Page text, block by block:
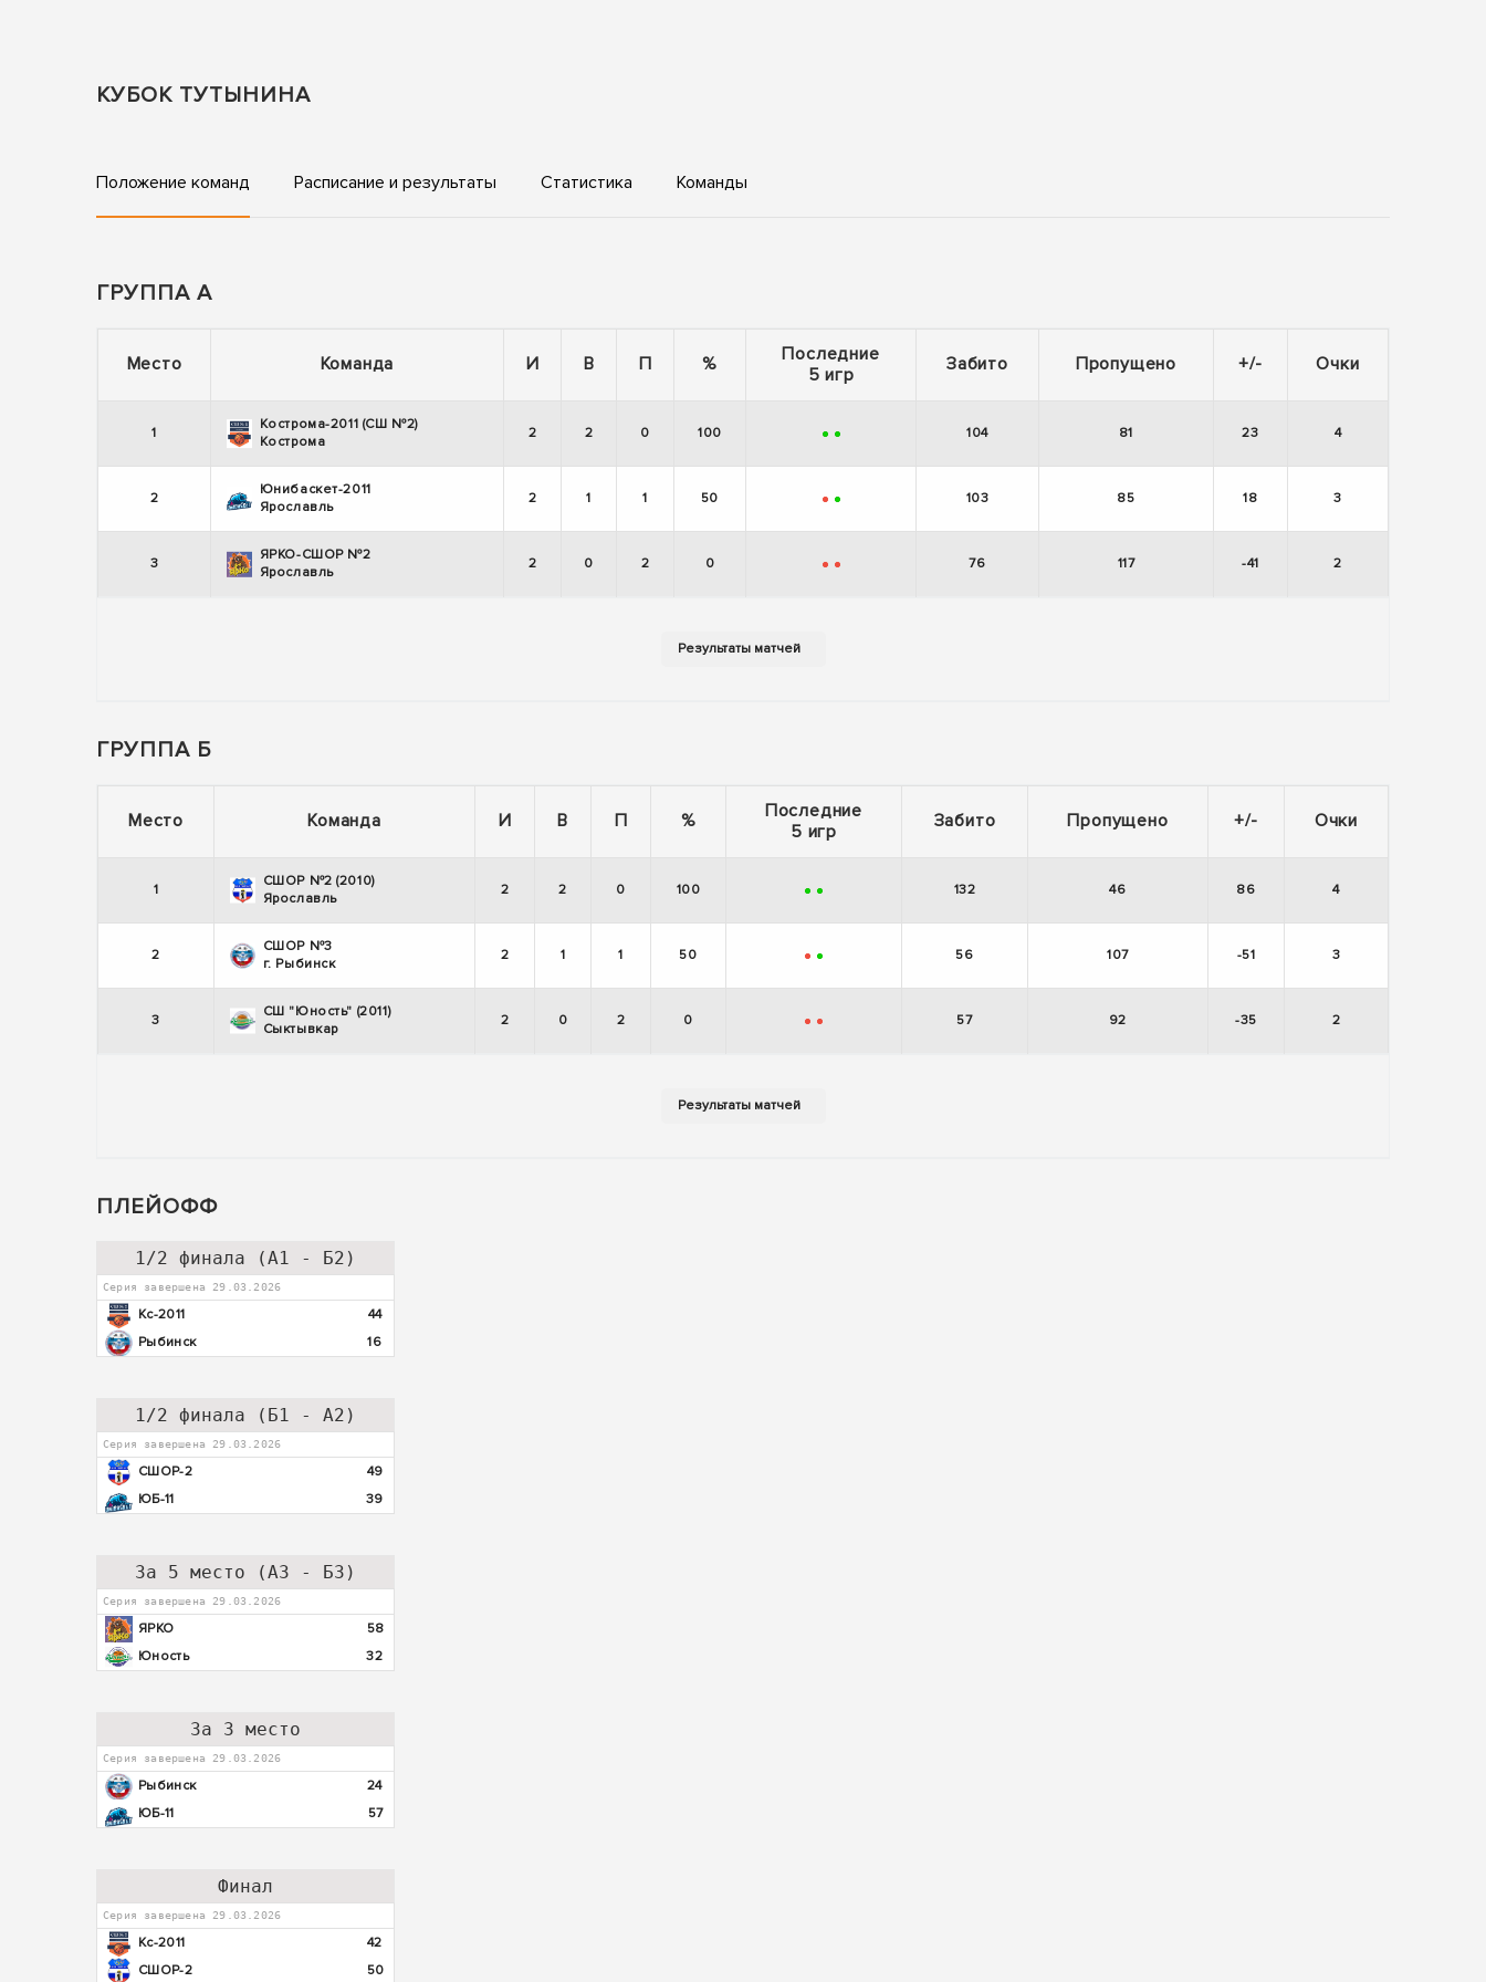
КУБОК ТУТЫНИНА
Положение команд Расписание и результаты Статистика Команды
ГРУППА А
Место Команда И В П %
Последние
5 игр
Забито Пропущено +/- Очки
1
Кострома-2011 (СШ №2)
Кострома
2 2 0 100 + + 104 81 23 4
2
Юнибаскет-2011
Ярославль
2 1 1 50 - + 103 85 18 3
3
ЯРКО-СШОР №2
Ярославль
2 0 2 0 - - 76 117 -41 2
ГРУППА Б
Место Команда И В П %
Последние
5 игр
Забито Пропущено +/- Очки
1
СШОР №2 (2010)
Ярославль
2 2 0 100 + + 132 46 86 4
2
СШОР №3
г. Рыбинск
2 1 1 50 - + 56 107 -51 3
3
СШ "Юность" (2011)
Сыктывкар
2 0 2 0 - - 57 92 -35 2
ПЛЕЙОФФ
1/2 финала (А1 - Б2)
Серия завершена 29.03.2026
Кс-2011
44
Рыбинск
16
1/2 финала (Б1 - А2)
Серия завершена 29.03.2026
СШОР-2
49
ЮБ-11
39
За 5 место (А3 - Б3)
Серия завершена 29.03.2026
ЯРКО
58
Юность
32
За 3 место
Серия завершена 29.03.2026
Рыбинск
24
ЮБ-11
57
Финал
Серия завершена 29.03.2026
Кс-2011
42
СШОР-2
50